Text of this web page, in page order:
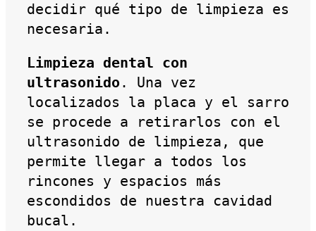
decidir qué tipo de limpieza es
necesaria.
Limpieza dental con
ultrasonido . Una vez
localizados la placa y el sarro
se procede a retirarlos con el
ultrasonido de limpieza, que
permite llegar a todos los
rincones y espacios más
escondidos de nuestra cavidad
bucal.